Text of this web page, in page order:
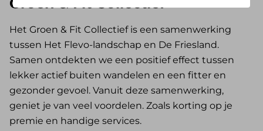
Het Groen & Fit Collectief is een samenwerking
tussen Het Flevo-landschap en De Friesland.
Samen ontdekten we een positief effect tussen
lekker actief buiten wandelen en een fitter en
gezonder gevoel. Vanuit deze samenwerking,
geniet je van veel voordelen. Zoals korting op je
premie en handige services.